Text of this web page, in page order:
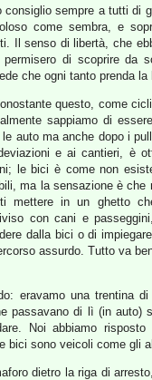
consiglio sempre a tutti di
come sembra, e
Il senso di libertà, che
di scoprire da
che ogni tanto prenda
questo, come
sappiamo di
le auto ma anche dopo i
e ai cantieri, è
le bici è come non
ma la sensazione è che
mettere in un ghetto
con cani e
dalla bici o di
assurdo. Tutto va
eravamo una trentina
passavano di lì (in
Noi abbiamo
bici sono veicoli come gli
dietro la riga di